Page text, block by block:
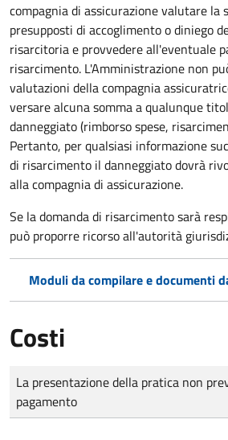
compagnia di assicurazione valutare la
presupposti di accoglimento o diniego
risarcitoria e provvedere all'eventuale
risarcimento. L'Amministrazione non
valutazioni della compagnia
versare alcuna somma a qualunque
danneggiato (rimborso spese,
Pertanto, per qualsiasi informazione
di risarcimento il danneggiato dovrà
alla compagnia di assicurazione.
Se la domanda di risarcimento sarà
può proporre ricorso all'autorità
Moduli da compilare e documenti
Costi
Tipo di pagamento
Importo
La presentazione della pratica non
pagamento